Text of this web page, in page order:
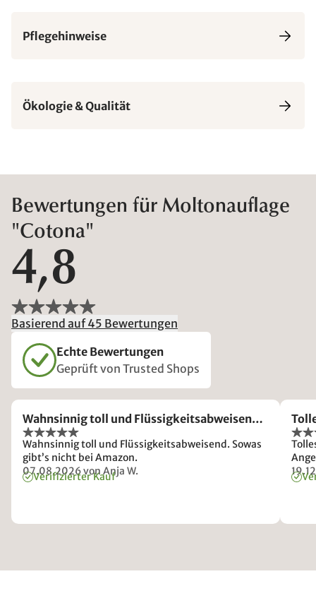
Pflegehinweise
Ökologie & Qualität
Bewertungen für Moltonauflage
"Cotona"
4,8
Basierend auf 45 Bewertungen
Echte Bewertungen
Geprüft von Trusted Shops
Wahnsinnig toll und Flüssigkeitsabweisen…
Wahnsinnig toll und Flüssigkeitsabweisend. Sowas
gibt’s nicht bei Amazon.
07.08.2026von Anja W.
Verifizierter Kauf